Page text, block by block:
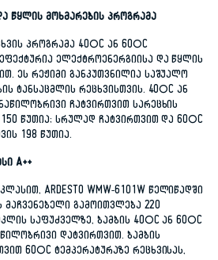
წყლის მოხმარების პროგრამა
პროგრამა 40°C ან 60°C
ელექტროენერგიისა და წყლის
ეს რეჟიმი განკუთვნილია საშუალო
ტანსაცმლის რეცხვისთვის. 40°C ან
ჩატვირთვით სარეცხის
წუთია; სრულად ჩატვირთვით და 60°C
198 წუთია.
A++
ARDESTO WMW-6101W წელიწადში
მაჩვენებელი გამოითვლება 220
საფუძველზე, ბამბის 40°C ან 60°C
დატვირთვით. ბამბის
60°C ტემპერატურაზე რეცხვისას,